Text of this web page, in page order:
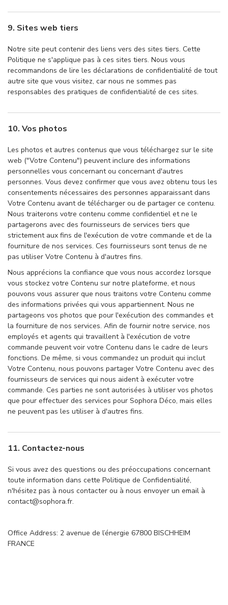
9. Sites web tiers
Notre site peut contenir des liens vers des sites tiers. Cette
Politique ne s'applique pas à ces sites tiers. Nous vous
recommandons de lire les déclarations de confidentialité de tout
autre site que vous visitez, car nous ne sommes pas
responsables des pratiques de confidentialité de ces sites.
10. Vos photos
Les photos et autres contenus que vous téléchargez sur le site
web ("Votre Contenu") peuvent inclure des informations
personnelles vous concernant ou concernant d'autres
personnes. Vous devez confirmer que vous avez obtenu tous les
consentements nécessaires des personnes apparaissant dans
Votre Contenu avant de télécharger ou de partager ce contenu.
Nous traiterons votre contenu comme confidentiel et ne le
partagerons avec des fournisseurs de services tiers que
strictement aux fins de l'exécution de votre commande et de la
fourniture de nos services. Ces fournisseurs sont tenus de ne
pas utiliser Votre Contenu à d'autres fins.
Nous apprécions la confiance que vous nous accordez lorsque
vous stockez votre Contenu sur notre plateforme, et nous
pouvons vous assurer que nous traitons votre Contenu comme
des informations privées qui vous appartiennent. Nous ne
partageons vos photos que pour l'exécution des commandes et
la fourniture de nos services. Afin de fournir notre service, nos
employés et agents qui travaillent à l'exécution de votre
commande peuvent voir votre Contenu dans le cadre de leurs
fonctions. De même, si vous commandez un produit qui inclut
Votre Contenu, nous pouvons partager Votre Contenu avec des
fournisseurs de services qui nous aident à exécuter votre
commande. Ces parties ne sont autorisées à utiliser vos photos
que pour effectuer des services pour Sophora Déco, mais elles
ne peuvent pas les utiliser à d'autres fins.
11. Contactez-nous
Si vous avez des questions ou des préoccupations concernant
toute information dans cette Politique de Confidentialité,
n'hésitez pas à nous contacter ou à nous envoyer un email à
contact@sophora.fr.
Office Address: 2 avenue de l’énergie 67800 BISCHHEIM
FRANCE